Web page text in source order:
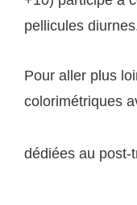
pellicules
Pour aller plus
colorimétriques
dédiées au post-